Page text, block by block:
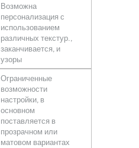
Возможна
персонализация с
использованием
различных текстур.,
заканчивается, и
узоры
Ограниченные
возможности
настройки, в
основном
поставляется в
прозрачном или
матовом вариантах